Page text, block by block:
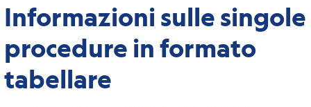
Informazioni sulle singole
procedure in formato
tabellare